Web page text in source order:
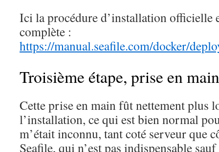
Ici la procédure d’installation officielle
complète :
https://manual.seafile.com/docker/
Troisième étape, prise en
Cette prise en main fût nettement plus
l’installation, ce qui est bien normal
m’était inconnu, tant coté serveur que
Seafile, qui n’est pas indispensable